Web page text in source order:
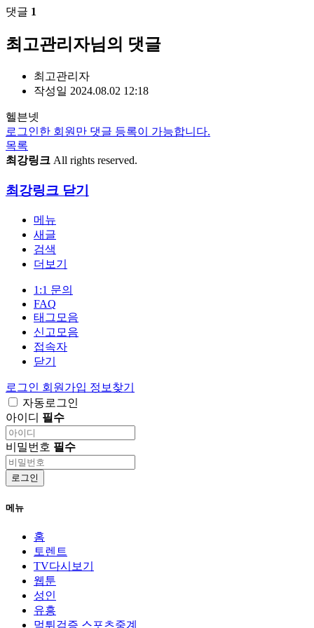
댓글 1
최고관리자님의 댓글
최고관리자
작성일 2024.08.02 12:18
헬븐넷
로그인한 회원만 댓글 등록이 가능합니다.
목록
최강링크 All rights reserved.
최강링크 닫기
메뉴
새글
검색
더보기
1:1 문의
FAQ
태그모음
신고모음
접속자
닫기
로그인 회원가입 정보찾기
자동로그인
아이디 필수
비밀번호 필수
로그인
메뉴
홈
토렌트
TV다시보기
웹툰
성인
유흥
먹튀검증 스포츠중계